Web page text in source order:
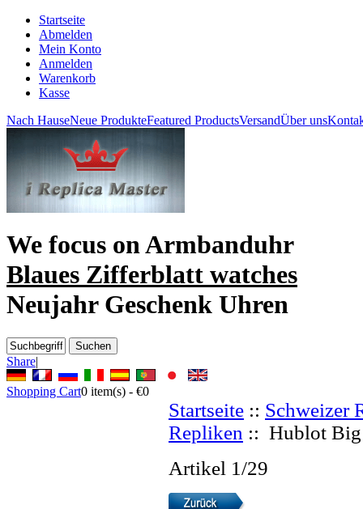
Startseite
Abmelden
Mein Konto
Anmelden
Warenkorb
Kasse
Nach HauseNeue ProdukteFeatured ProductsVersandÜber uns
We focus onArmbanduhr
Blaues Zifferblatt watches
Neujahr Geschenk Uhren
Share|
Shopping Cart0 item(s) - €0
Startseite :: Schweizer
Repliken :: Hublot Big
Artikel 1/29